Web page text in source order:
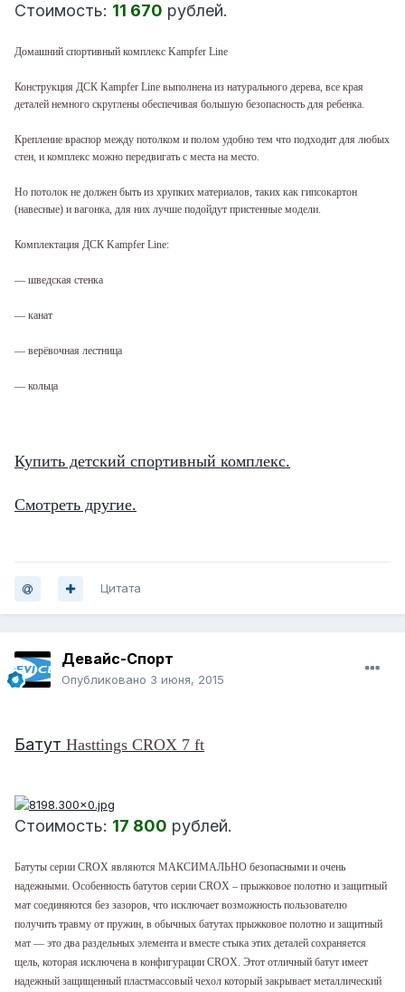
Стоимость: 11 670 рублей.
Домашний спортивный комплекс Kampfer Line
Конструкция ДСК Kampfer Line выполнена из натурального дерева, все края
деталей немного скруглены обеспечивая большую безопасность для ребенка.
Крепление враспор между потолком и полом удобно тем что подходит для любых
стен, и комплекс можно передвигать с места на место.
Но потолок не должен быть из хрупких материалов, таких как гипсокартон
(навесные) и вагонка, для них лучше подойдут пристенные модели.
Комплектация ДСК Kampfer Line:
— шведская стенка
— канат
— верёвочная лестница
— кольца
Купить детский спортивный комплекс.
Смотреть другие.
Цитата
Девайс-Спорт
Опубликовано 3 июня, 2015
Батут Hasttings CROX 7 ft
Стоимость: 17 800 рублей.
Батуты серии CROX являются МАКСИМАЛЬНО безопасными и очень
надежными. Особенность батутов серии CROX – прыжковое полотно и защитный
мат соединяются без зазоров, что исключает возможность пользователю
получить травму от пружин, в обычных батутах прыжковое полотно и защитный
мат — это два раздельных элемента и вместе стыка этих деталей сохраняется
щель, которая исключена в конфигурации CROX. Этот отличный батут имеет
надежный защищенный пластмассовый чехол который закрывает металлический